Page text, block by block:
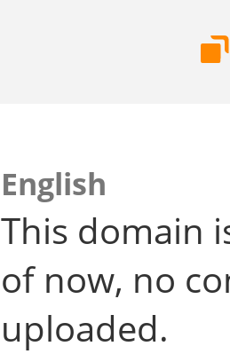
English
This domain
of now, no
uploaded.